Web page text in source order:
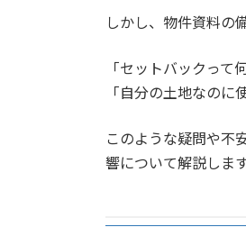
しかし、物件資料の
「セットバックって
「自分の土地なのに
このような疑問や不
響について解説します